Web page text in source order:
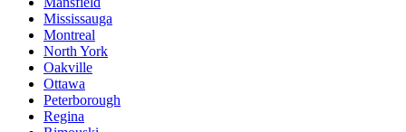
Mississauga
Montreal
North York
Oakville
Ottawa
Peterborough
Regina